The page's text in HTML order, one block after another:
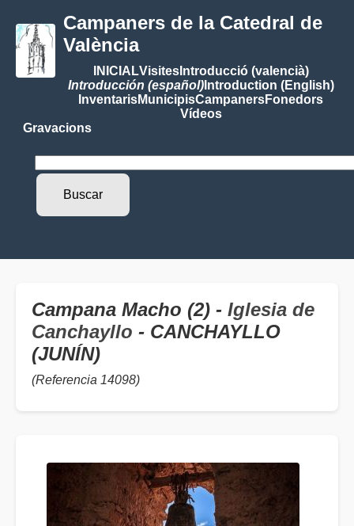
Campaners de la Catedral de
València
INICIALVisitesIntroducció (valencià)
Introducción (español)Introduction (English)
InventarisMunicipisCampanersFonedors
Vídeos
Gravacions
Campana Macho (2) - Iglesia de
Canchayllo - CANCHAYLLO
(JUNÍN)
(Referencia 14098)